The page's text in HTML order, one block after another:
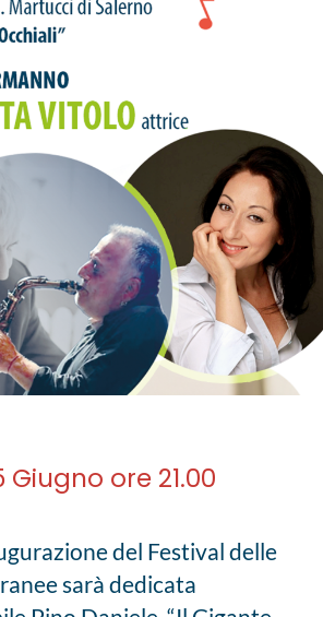
ore 21.00
del Festival delle
sarà dedicata